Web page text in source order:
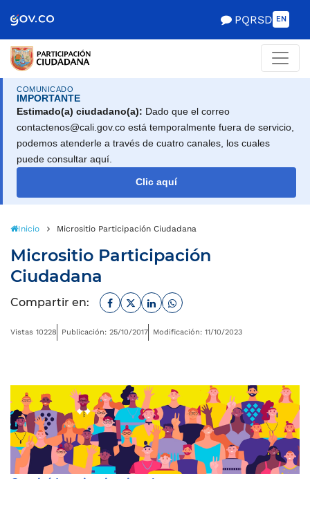
PQRSD EN
COMUNICADO
IMPORTANTE
Estimado(a) ciudadano(a): Dado que el correo
contactenos@cali.gov.co está temporalmente fuera de servicio,
podemos atenderle a través de cuatro canales, los cuales
puede consultar aquí.
Clic aquí
Inicio Micrositio Participación Ciudadana
Micrositio Participación
Ciudadana
Compartir en: Facebook
TwitterLinkedinWhatsapp
Vistas 10228 Publicación: 25/10/2017 Modificación: 11/10/2023
Comité Interinstitucional